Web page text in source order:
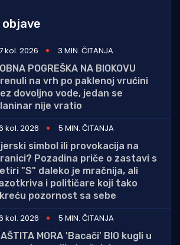
kol. 2026
3 MIN. ČITANJA
POGREŠKA NA BIOKOVU
na vrh po paklenoj vrućini
dovoljno vode, jedan se
nije vratio
kol. 2026
5 MIN. ČITANJA
simbol ili provokacija na
Pozadina priče o zastavi s
"S" daleko je mračnija, ali
i političare koji tako
pozornost sa sebe
kol. 2026
5 MIN. ČITANJA
MORA 'Bacači' BIO kugli u